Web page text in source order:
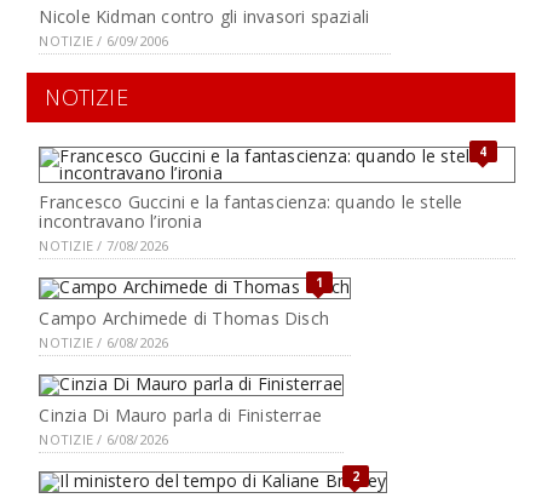
Nicole Kidman contro gli invasori spaziali
NOTIZIE / 6/09/2006
NOTIZIE
4
Francesco Guccini e la fantascienza: quando le stelle
incontravano l’ironia
NOTIZIE / 7/08/2026
1
Campo Archimede di Thomas Disch
NOTIZIE / 6/08/2026
Cinzia Di Mauro parla di Finisterrae
NOTIZIE / 6/08/2026
2